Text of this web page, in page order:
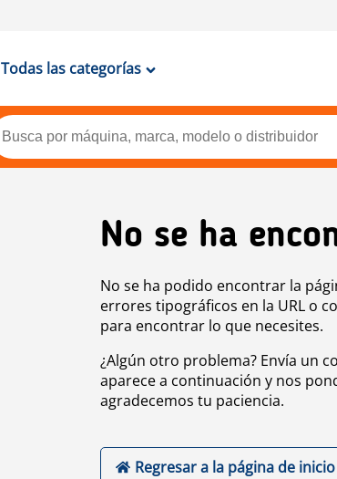
Todas las categorías
No se ha
No se ha podido encontrar la
errores tipográficos en la URL o
para encontrar lo que necesites.
¿Algún otro problema? Envía un
aparece a continuación y nos
agradecemos tu paciencia.
Regresar a la página de inicio